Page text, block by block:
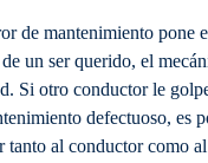
de mantenimiento pone
un ser querido, el
Si otro conductor le
defectuoso, es
tanto al conductor como